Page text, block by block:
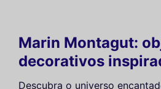
Marin Montagut:
decorativos
Descubra o universo